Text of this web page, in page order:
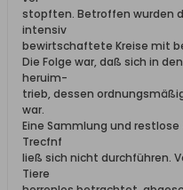
stopften. Betroffen wurden
intensiv
bewirtschaftete Kreise mit
Die Folge war, daß sich in
heruim-
trieb, dessen
war.
Eine Sammlung und
Trecfnf
ließ sich nicht durchführen.
Tiere